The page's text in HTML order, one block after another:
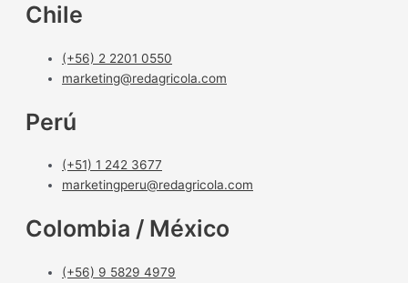
Chile
(+56) 2 2201 0550
marketing@redagricola.com
Perú
(+51) 1 242 3677
marketingperu@redagricola.com
Colombia / México
(+56) 9 5829 4979